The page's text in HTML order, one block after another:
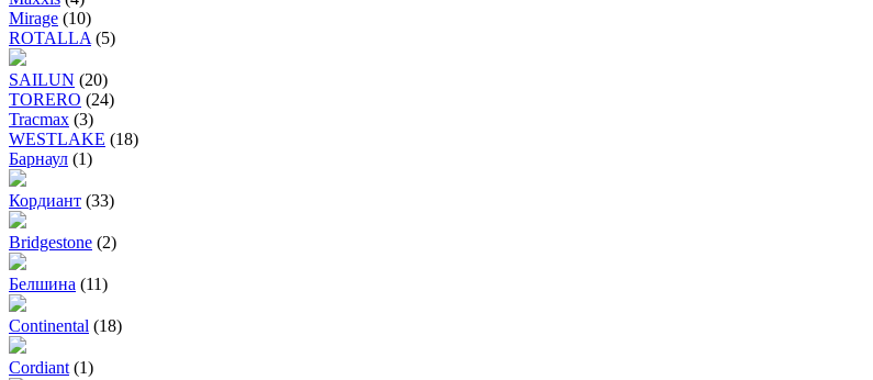
Mirage (10)
ROTALLA (5)
SAILUN (20)
TORERO (24)
Tracmax (3)
WESTLAKE (18)
Барнаул (1)
Кордиант (33)
Bridgestone (2)
Белшина (11)
Continental (18)
Cordiant (1)